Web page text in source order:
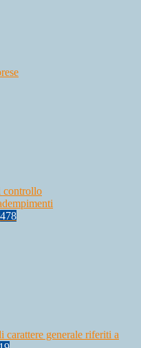
controllo
478
carattere generale riferiti a